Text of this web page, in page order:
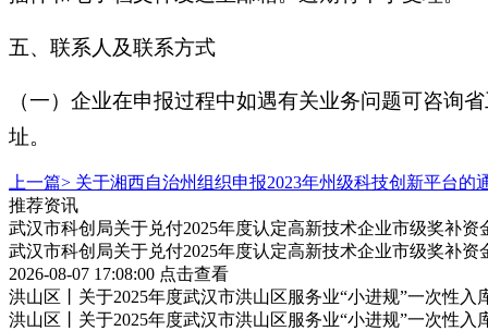
五、联系人及联系方式
（一）企业在申报过程中如遇有关业务问题可咨询
址。
上一篇> 关于湘西自治州组织申报2023年州级科技创新平台的
推荐资讯
武汉市科创局关于兑付2025年度认定高新技术企业市级奖补资
武汉市科创局关于兑付2025年度认定高新技术企业市级奖补资
2026-08-07 17:08:00 点击查看
洪山区丨关于2025年度武汉市洪山区服务业“小进规”一次性
洪山区丨关于2025年度武汉市洪山区服务业“小进规”一次性